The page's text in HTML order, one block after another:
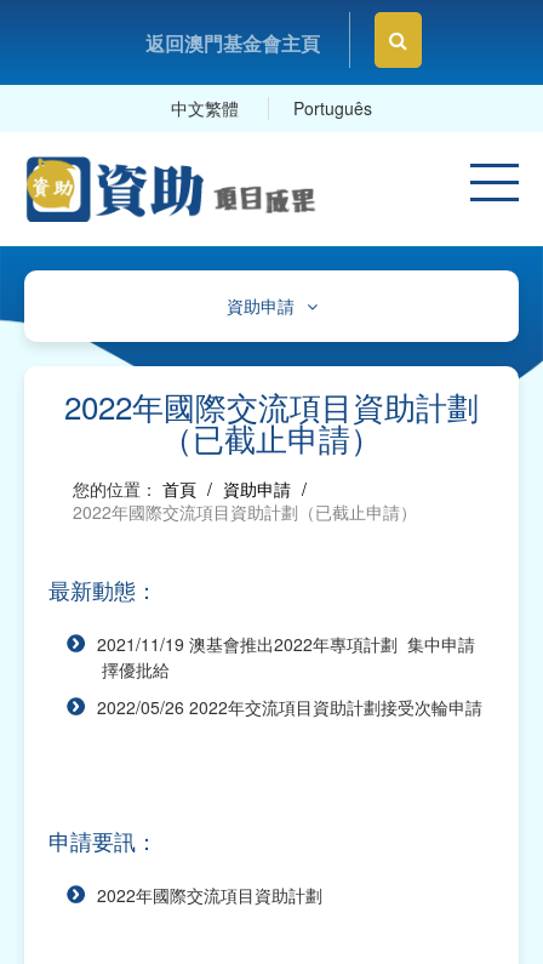
返回澳門基金會主頁
中文繁體 Português
資助申請
通告
指引、表格、範例
指引、帳目計劃參照表
資助申請表格及範本
2027年福包項目資助計劃
2027年社團運作經費資助計劃
2022年國際交流項目資助計劃
（已截止申請）
您的位置： 首頁 / 資助申請 /
2022年國際交流項目資助計劃（已截止申請）
最新動態：
2021/11/19 澳基會推出2022年專項計劃 集中申請
擇優批給
2022/05/26 2022年交流項目資助計劃接受次輪申請
申請要訊：
2022年國際交流項目資助計劃